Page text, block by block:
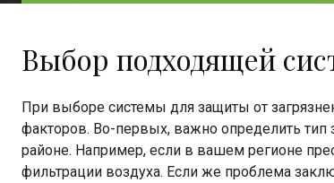
Выбор подходящей
При выборе системы для защиты от
факторов. Во-первых, важно определить
районе. Например, если в вашем регионе
фильтрации воздуха. Если же проблема